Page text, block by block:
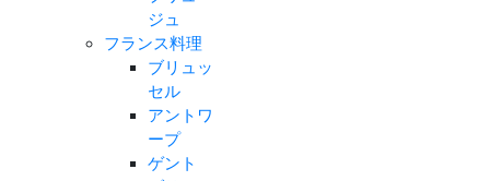
ジュ
フランス料理
ブリュッ
セル
アントワ
ープ
ゲント